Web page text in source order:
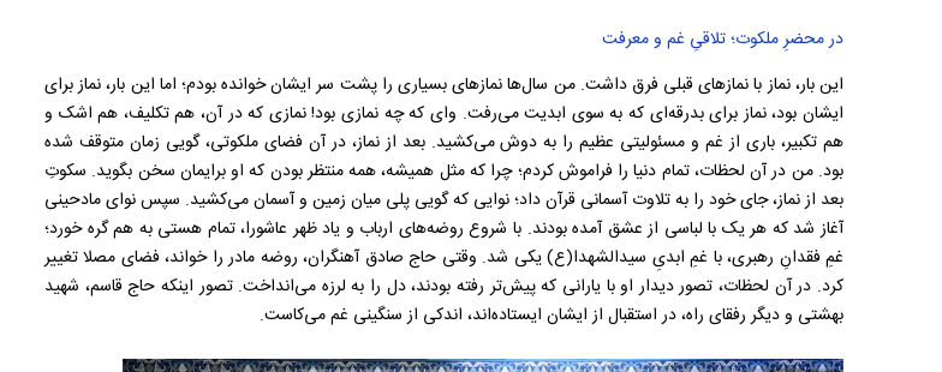
در محضرِ ملکوت؛ تلاقیِ غم و معرفت
این بار، نماز با نمازهای قبلی فرق داشت. من سال‌ها نمازهای بسیاری را پشت سر ایشان خوانده بودم؛ اما این بار، نماز برای
ایشان بود، نماز برای بدرقه‌ای که به سوی ابدیت می‌رفت. وای که چه نمازی بود! نمازی که در آن، هم تکلیف، هم اشک و
هم تکبیر، باری از غم و مسئولیتی عظیم را به دوش می‌کشید. بعد از نماز، در آن فضای ملکوتی، گویی زمان متوقف شده
بود. من در آن لحظات، تمام دنیا را فراموش کردم؛ چرا که مثل همیشه، همه منتظر بودن که او برایمان سخن بگوید. سکوتِ
بعد از نماز، جای خود را به تلاوت آسمانی قرآن داد؛ نوایی که گویی پلی میان زمین و آسمان می‌کشید. سپس نوای مادحینی
آغاز شد که هر یک با لباسی از عشق آمده بودند. با شروع روضه‌های ارباب و یاد ظهر عاشورا، تمام هستی به هم گره خورد؛
غمِ فقدانِ رهبری، با غمِ ابدیِ سیدالشهدا(ع) یکی شد. وقتی حاج صادق آهنگران، روضه مادر را خواند، فضای مصلا تغییر
کرد. در آن لحظات، تصور دیدار او با یارانی که پیش‌تر رفته بودند، دل را به لرزه می‌انداخت. تصور اینکه حاج قاسم، شهید
بهشتی و دیگر رفقای راه، در استقبال از ایشان ایستاده‌اند، اندکی از سنگینی غم می‌کاست.